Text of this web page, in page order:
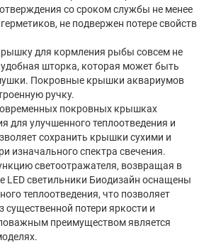
со сроком службы не менее
не подвержен потере свойств
для кормления рыбы совсем не
шторка, которая может быть
Покровные крышки аквариумов
ручку.
покровных крышках
для улучшенного теплоотведения и
сохранить крышки сухими и
изначального спектра свечения.
светоотражателя, возвращая в
LED светильники Биодизайн оснащены
теплоотведения, что позволяет
потери яркости и
преимуществом является